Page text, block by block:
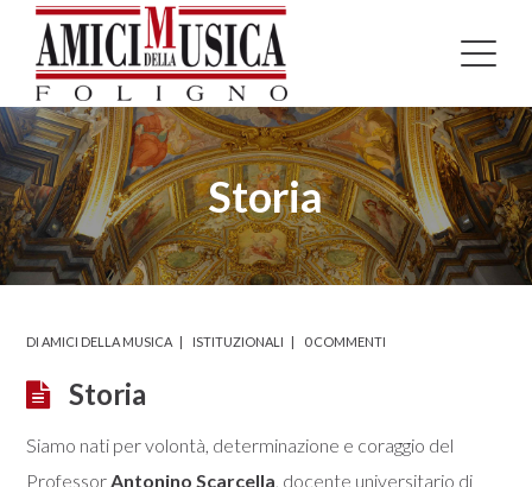
Storia
DIAMICI DELLA MUSICA ISTITUZIONALI 0 COMMENTI
Storia
Siamo nati per volontà, determinazione e coraggio del
ProfessorAntonino Scarcella, docente universitario di